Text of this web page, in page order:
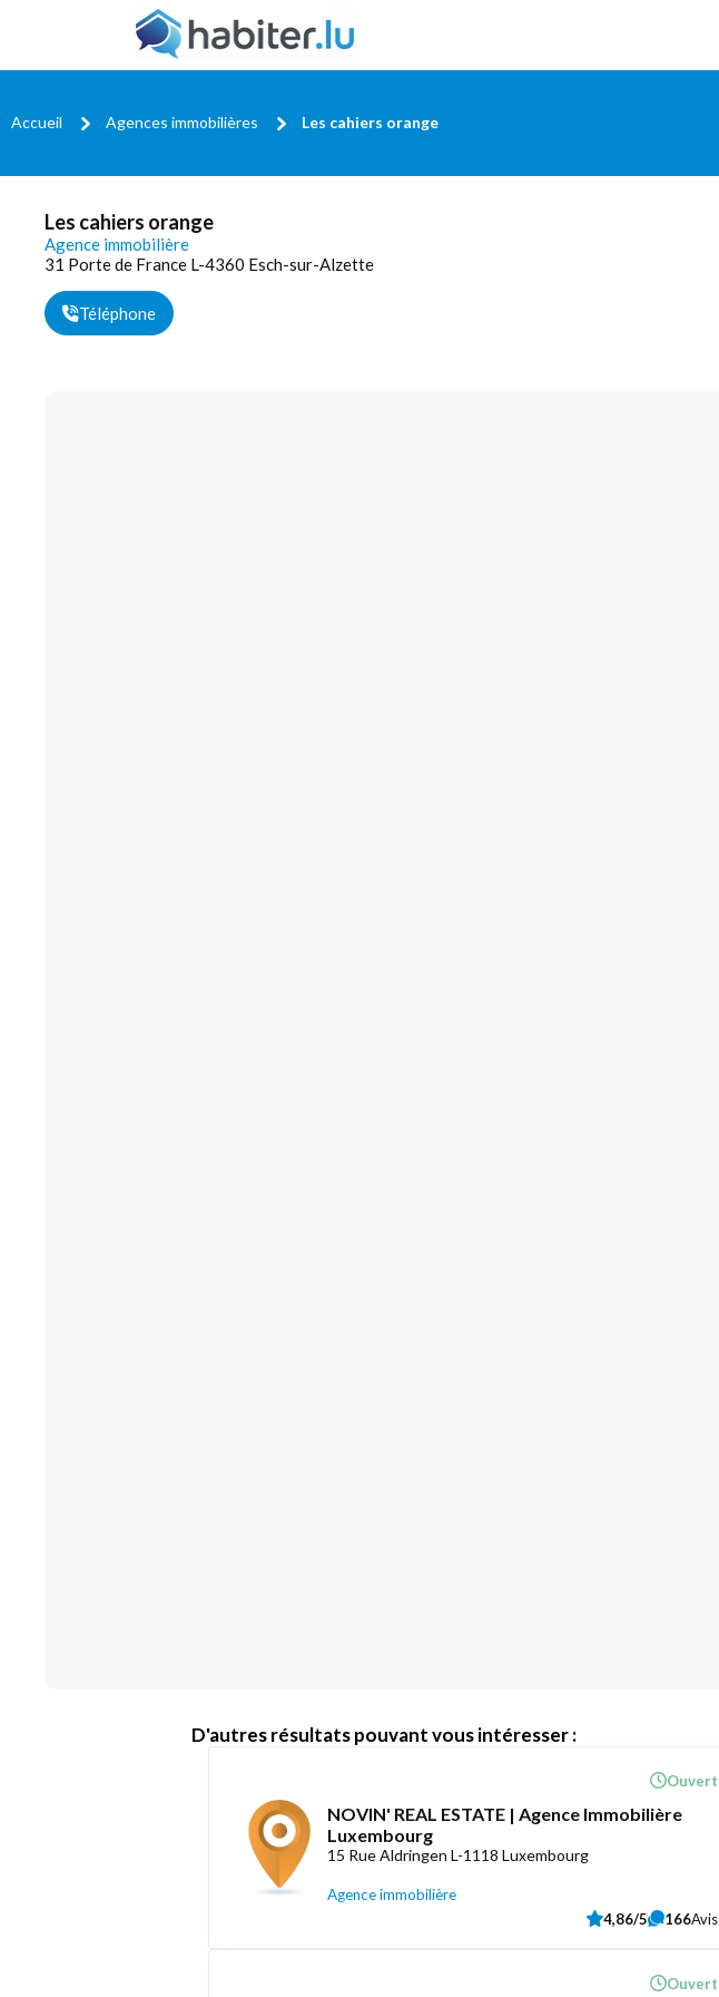
Accueil Agences immobilières Les cahiers orange
Les cahiers orange
Agence immobilière
31 Porte de France L-4360 Esch-sur-Alzette
Téléphone
D'autres résultats pouvant vous intéresser :
NOVIN' REAL ESTATE | Agence Immobilière
Luxembourg
15 Rue Aldringen L-1118 Luxembourg
Agence immobilière
Ouvert
4,86/5 166Avis
Ouvert